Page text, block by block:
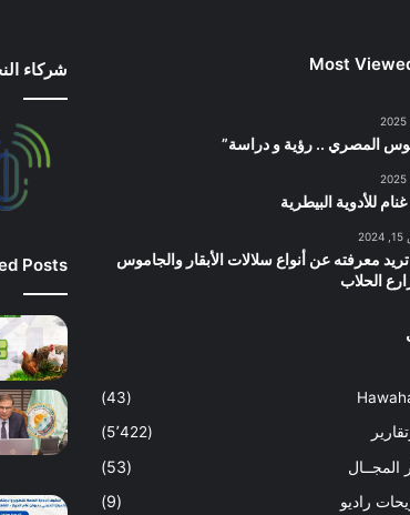
Most
المصري .. رؤية و دراسة”
للأدوية البيطرية
معرفته عن أنواع سلالات الأبقار والجاموس
الحلاب
(43)
(5٬422)
المجــال
(53)
راديو
(9)
شركاء
Posts